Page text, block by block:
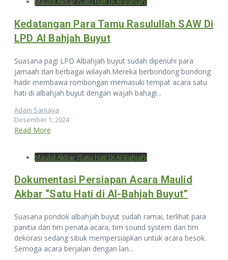
Kedatangan Para Tamu Rasulullah SAW Di
LPD Al Bahjah Buyut
Suasana pagi LPD Albahjah buyut sudah dipenuhi para
jamaah dari berbagai wilayah.Mereka berbondong bondong
hadir membawa rombongan memasuki tempat acara satu
hati di albahjah buyut dengan wajah bahagi...
Adam Sanjaya
Desember 1, 2024
Read More
Maulid Akbar (Satu Hati Di Al-Bahjah)
Dokumentasi Persiapan Acara Maulid
Akbar “Satu Hati di Al-Bahjah Buyut”
Suasana pondok albahjah buyut sudah ramai, terlihat para
panitia dari tim penata acara, tim sound system dan tim
dekorasi sedang sibuk mempersiapkan untuk acara besok.
Semoga acara berjalan dengan lan...